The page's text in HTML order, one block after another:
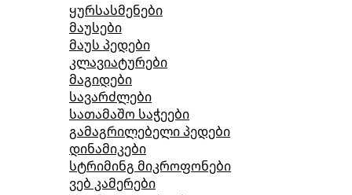
ყურსასმენები
მაუსები
მაუს პედები
კლავიატურები
მაგიდები
სავარძლები
სათამაშო საჭეები
გამაგრილებელი პედები
დინამიკები
სტრიმინგ მიკროფონები
ვებ კამერები